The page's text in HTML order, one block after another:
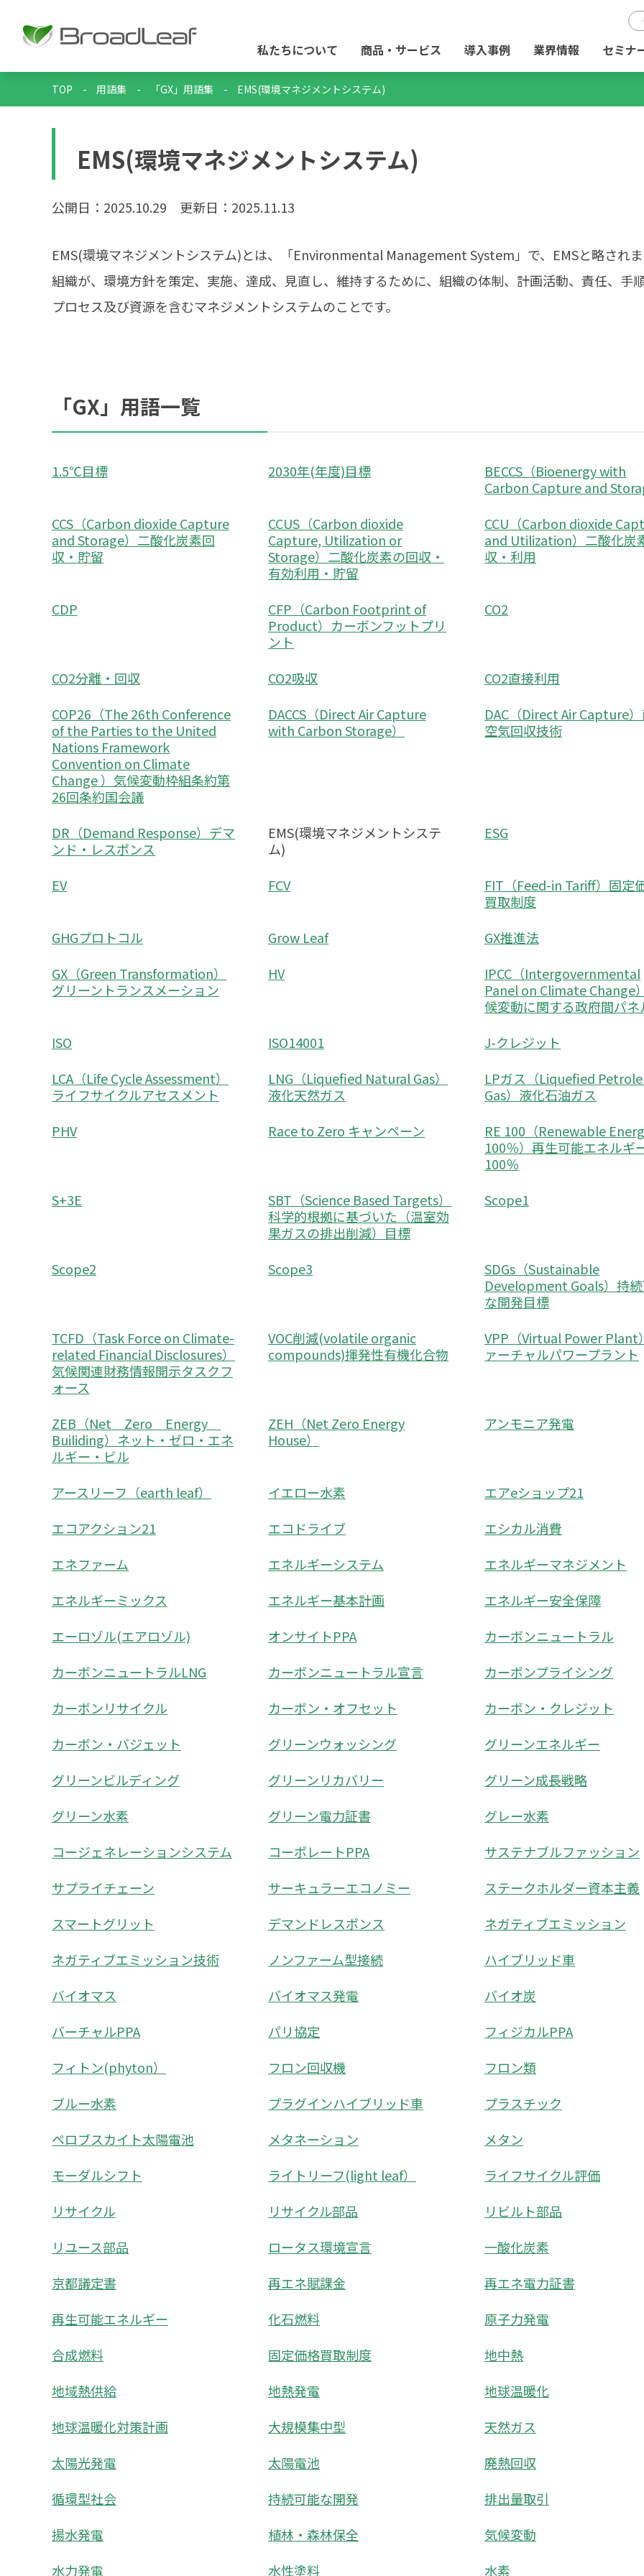
私たちについて 商品・サービス 導入事例 業界情報 セミナ
TOP - 用語集 - 「GX」用語集 - EMS(環境マネジメントシステム)
EMS(環境マネジメントシステム)
公開日：2025.10.29 更新日：2025.11.13
EMS(環境マネジメントシステム)とは、「Environmental Management System」で、EMSと略され
組織が、環境方針を策定、実施、達成、見直し、維持するために、組織の体制、計画活動、責任、手
プロセス及び資源を含むマネジメントシステムのことです。
「GX」用語一覧
1.5℃目標 2030年(年度)目標
BECCS（Bioenergy with
Carbon Capture and
CCS（Carbon dioxide Capture
and Storage）二酸化炭素回
収・貯留
CCUS（Carbon dioxide
Capture, Utilization or
Storage）二酸化炭素の回収・
有効利用・貯留
CCU（Carbon dioxide
and Utilization）二酸化炭
収・利用
CDP
CFP（Carbon Footprint of
Product）カーボンフットプリ
ント
CO2
CO2分離・回収 CO2吸収
CO2直接利用
COP26（The 26th Conference
of the Parties to the United
Nations Framework
Convention on Climate
Change ）気候変動枠組条約第
26回条約国会議
DACCS（Direct Air Capture
with Carbon Storage）
DAC（Direct Air Capture
空気回収技術
DR（Demand Response）デマ
ンド・レスポンス
EMS(環境マネジメントシステ
ム)
ESG
EV FCV
FIT（Feed-in Tariff）固定
買取制度
GHGプロトコル
Grow Leaf
GX推進法
GX（Green Transformation）
グリーントランスメーション
HV
IPCC（Intergovernmental
Panel on Climate Change
候変動に関する政府間パネ
ISO
ISO14001
J-クレジット
LCA（Life Cycle Assessment）
ライフサイクルアセスメント
LNG（Liquefied Natural Gas）
液化天然ガス
LPガス（Liquefied
Gas）液化石油ガス
PHV
Race to Zero キャンペーン
RE 100（Renewable
100％）再生可能エネルギ
100％
S+3E
SBT（Science Based Targets）
科学的根拠に基づいた（温室効
果ガスの排出削減）目標
Scope1
Scope2 Scope3
SDGs（Sustainable
Development Goals）持
な開発目標
TCFD（Task Force on Climate-
related Financial Disclosures）
気候関連財務情報開示タスクフ
ォース
VOC削減(volatile organic
compounds)揮発性有機化合物
VPP（Virtual Power Plant
ァーチャルパワープラント
ZEB（Net Zero Energy
Builiding）ネット・ゼロ・エネ
ルギー・ビル
ZEH（Net Zero Energy
House）
アンモニア発電
アースリーフ（earth leaf） イエロー水素
エアeショップ21
エコアクション21
エコドライブ
エシカル消費
エネファーム
エネルギーシステム
エネルギーマネジメント
エネルギーミックス
エネルギー基本計画
エネルギー安全保障
エーロゾル(エアロゾル)
オンサイトPPA
カーボンニュートラル
カーボンニュートラルLNG
カーボンニュートラル宣言
カーボンプライシング
カーボンリサイクル
カーボン・オフセット
カーボン・クレジット
カーボン・バジェット
グリーンウォッシング
グリーンエネルギー
グリーンビルディング
グリーンリカバリー
グリーン成長戦略
グリーン水素
グリーン電力証書
グレー水素
コージェネレーションシステム
コーポレートPPA
サステナブルファッション
サプライチェーン
サーキュラーエコノミー
ステークホルダー資本主義
スマートグリット
デマンドレスポンス
ネガティブエミッション
ネガティブエミッション技術
ノンファーム型接続
ハイブリッド車
バイオマス
バイオマス発電
バイオ炭
バーチャルPPA
パリ協定
フィジカルPPA
フィトン(phyton）
フロン回収機
フロン類
ブルー水素
プラグインハイブリッド車
プラスチック
ペロブスカイト太陽電池
メタネーション
メタン
モーダルシフト
ライトリーフ(light leaf）
ライフサイクル評価
リサイクル
リサイクル部品
リビルト部品
リユース部品
ロータス環境宣言
一酸化炭素
京都議定書
再エネ賦課金
再エネ電力証書
再生可能エネルギー
化石燃料
原子力発電
合成燃料
固定価格買取制度
地中熱
地域熱供給
地熱発電
地球温暖化
地球温暖化対策計画
大規模集中型
天然ガス
太陽光発電
太陽電池
廃熱回収
循環型社会
持続可能な開発
排出量取引
揚水発電
植林・森林保全
気候変動
水力発電
水性塗料 水素